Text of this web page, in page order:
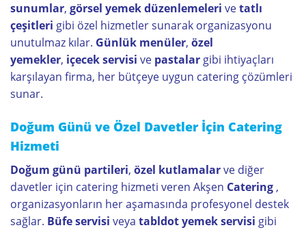
sunumlar, görsel yemek düzenlemeleri vetatlı
çeşitleri gibi özel hizmetler sunarak organizasyonu
unutulmaz kılar. Günlük menüler, özel
yemekler, içecek servisi ve pastalar gibi ihtiyaçları
karşılayan firma, her bütçeye uygun catering çözümleri
sunar.
Doğum Günü ve Özel Davetler İçin Catering
Hizmeti
Doğum günü partileri, özel kutlamalarve diğer
davetler için catering hizmeti veren Akşen Catering ,
organizasyonların her aşamasında profesyonel destek
sağlar. Büfe servisi veya tabldot yemek servisi gibi